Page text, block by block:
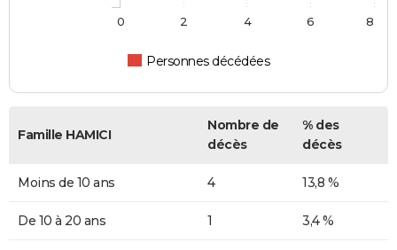
Personnes décédées
0 2 4 6 8
Famille HAMICI
Nombre de
décès
% des
décès
Moins de 10 ans 4 13,8 %
De 10 à 20 ans 1 3,4 %